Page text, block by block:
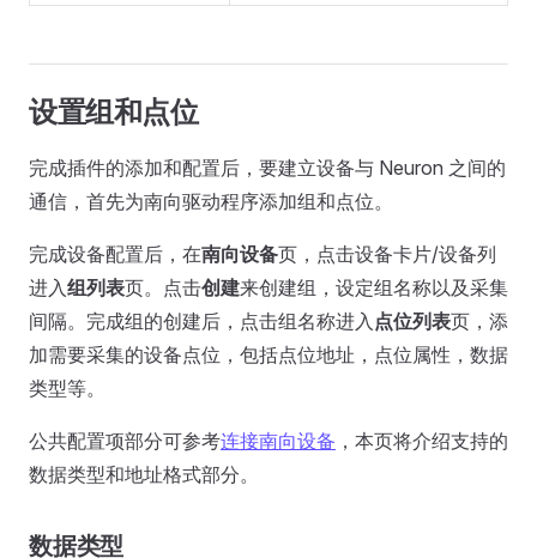
设置组和点位
完成插件的添加和配置后，要建立设备与 Neuron 之间的
通信，首先为南向驱动程序添加组和点位。
完成设备配置后，在南向设备页，点击设备卡片/设备列
进入组列表页。点击创建来创建组，设定组名称以及采集
间隔。完成组的创建后，点击组名称进入 点位列表页，添
加需要采集的设备点位，包括点位地址，点位属性，数据
类型等。
公共配置项部分可参考连接南向设备 ，本页将介绍支持的
数据类型和地址格式部分。
数据类型